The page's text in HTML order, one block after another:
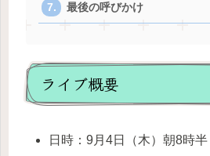
最後の呼びかけ
ライブ概要
日時：9月4日（木）朝8時半